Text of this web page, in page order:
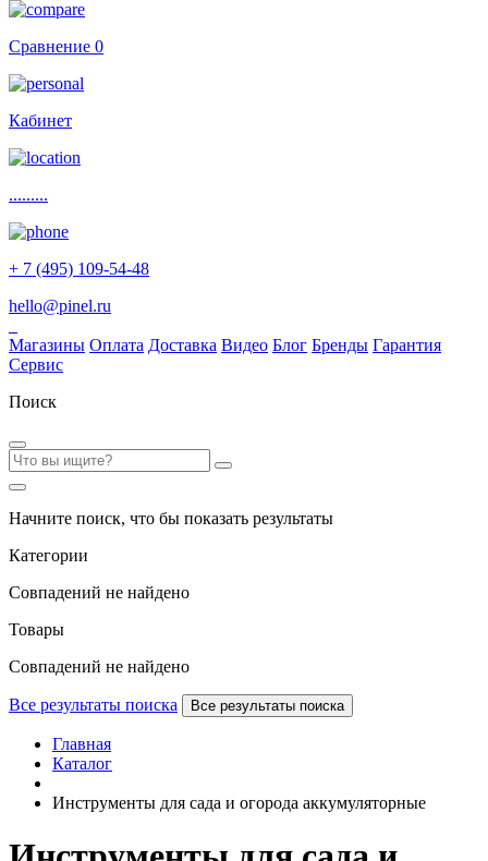
Сравнение 0
Кабинет
.........
+ 7 (495) 109-54-48
hello@pinel.ru
Магазины Оплата Доставка Видео Блог Бренды Гарантия
Сервис
Поиск
Начните поиск, что бы показать результаты
Категории
Совпадений не найдено
Товары
Совпадений не найдено
Все результаты поиска Все результаты поиска
Главная
Каталог
Инструменты для сада и огорода аккумуляторные